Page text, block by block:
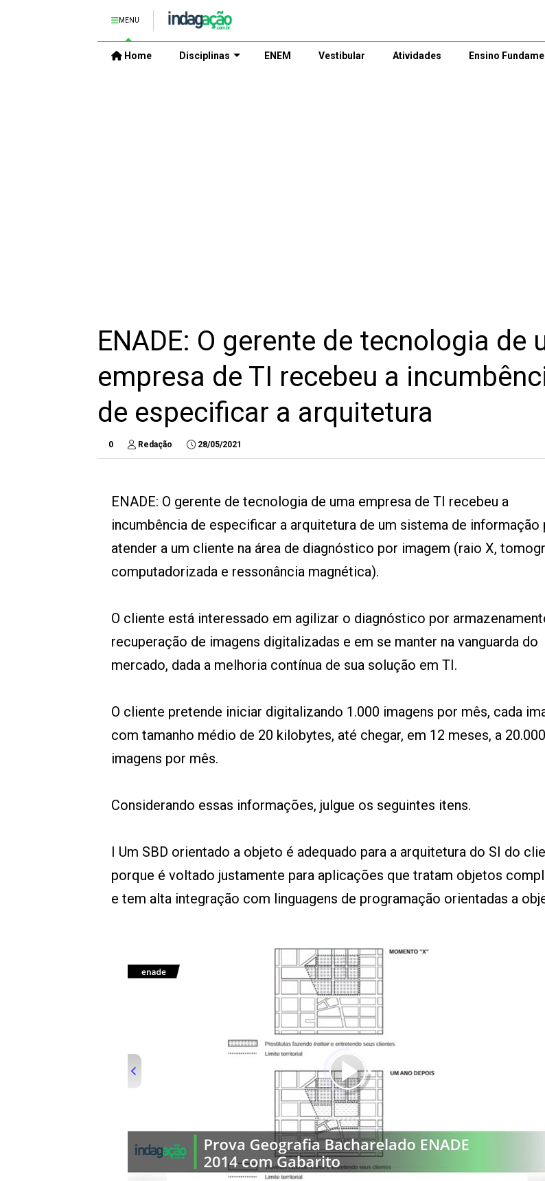
MENU
Home Disciplinas ENEM Vestibular Atividades Ensino
ENADE: O gerente de tecnologia de
empresa de TI recebeu a
de especificar a arquitetura
0 Redação 28/05/2021
ENADE: O gerente de tecnologia de uma empresa de TI recebeu a
incumbência de especificar a arquitetura de um sistema de informação
atender a um cliente na área de diagnóstico por imagem (raio X,
computadorizada e ressonância magnética).
O cliente está interessado em agilizar o diagnóstico por
recuperação de imagens digitalizadas e em se manter na vanguarda do
mercado, dada a melhoria contínua de sua solução em TI.
O cliente pretende iniciar digitalizando 1.000 imagens por mês, cada
com tamanho médio de 20 kilobytes, até chegar, em 12 meses, a 20.000
imagens por mês.
Considerando essas informações, julgue os seguintes itens.
I Um SBD orientado a objeto é adequado para a arquitetura do SI do
porque é voltado justamente para aplicações que tratam objetos
e tem alta integração com linguagens de programação orientadas a